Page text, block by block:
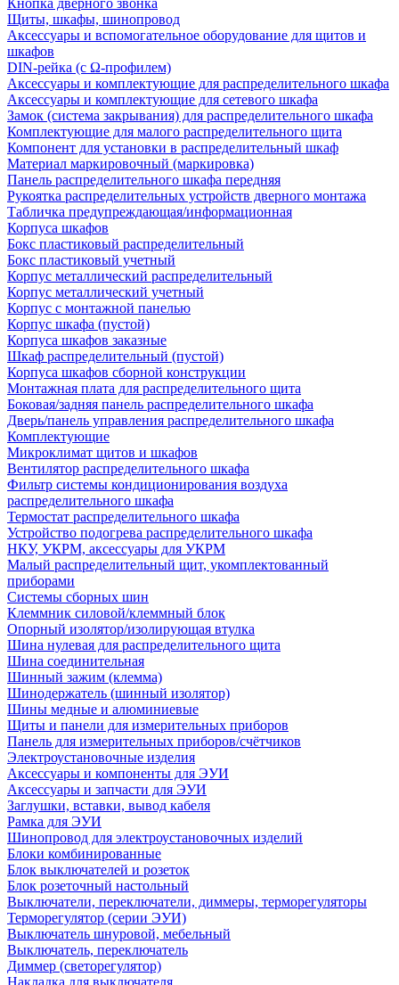
Кнопка дверного звонка
Щиты, шкафы, шинопровод
Аксессуары и вспомогательное оборудование для щитов и
шкафов
DIN-рейка (с Ω-профилем)
Аксессуары и комплектующие для распределительного шкафа
Аксессуары и комплектующие для сетевого шкафа
Замок (система закрывания) для распределительного шкафа
Комплектующие для малого распределительного щита
Компонент для установки в распределительный шкаф
Материал маркировочный (маркировка)
Панель распределительного шкафа передняя
Рукоятка распределительных устройств дверного монтажа
Табличка предупреждающая/информационная
Корпуса шкафов
Бокс пластиковый распределительный
Бокс пластиковый учетный
Корпус металлический распределительный
Корпус металлический учетный
Корпус с монтажной панелью
Корпус шкафа (пустой)
Корпуса шкафов заказные
Шкаф распределительный (пустой)
Корпуса шкафов сборной конструкции
Монтажная плата для распределительного щита
Боковая/задняя панель распределительного шкафа
Дверь/панель управления распределительного шкафа
Комплектующие
Микроклимат щитов и шкафов
Вентилятор распределительного шкафа
Фильтр системы кондиционирования воздуха
распределительного шкафа
Термостат распределительного шкафа
Устройство подогрева распределительного шкафа
НКУ, УКРМ, аксессуары для УКРМ
Малый распределительный щит, укомплектованный
приборами
Системы сборных шин
Клеммник силовой/клеммный блок
Опорный изолятор/изолирующая втулка
Шина нулевая для распределительного щита
Шина соединительная
Шинный зажим (клемма)
Шинодержатель (шинный изолятор)
Шины медные и алюминиевые
Щиты и панели для измерительных приборов
Панель для измерительных приборов/счётчиков
Электроустановочные изделия
Аксессуары и компоненты для ЭУИ
Аксессуары и запчасти для ЭУИ
Заглушки, вставки, вывод кабеля
Рамка для ЭУИ
Шинопровод для электроустановочных изделий
Блоки комбинированные
Блок выключателей и розеток
Блок розеточный настольный
Выключатели, переключатели, диммеры, терморегуляторы
Терморегулятор (серии ЭУИ)
Выключатель шнуровой, мебельный
Выключатель, переключатель
Диммер (светорегулятор)
Накладка для выключателя